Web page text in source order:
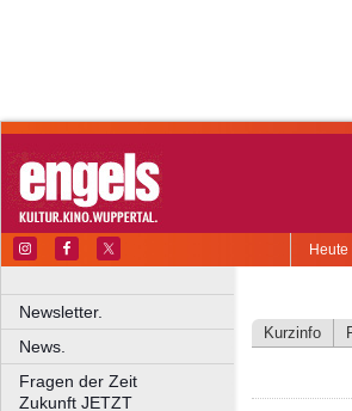
Newsletter.
News.
Fragen der Zeit
Zukunft JETZT
Kurzinfo